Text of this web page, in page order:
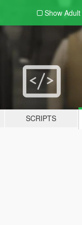
Show Adult
SCRIPTS